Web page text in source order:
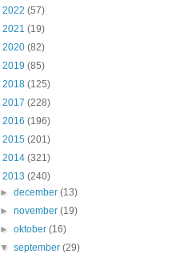
2022 (57)
2021 (19)
2020 (82)
2019 (85)
2018 (125)
2017 (228)
2016 (196)
2015 (201)
2014 (321)
2013 (240)
►december(13)
►november(19)
►oktober(16)
▼september(29)